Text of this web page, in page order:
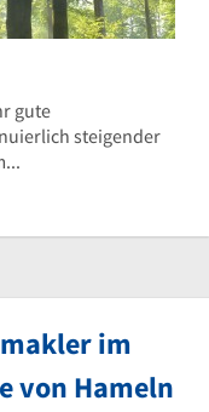
gute
steigender
im
von Hameln